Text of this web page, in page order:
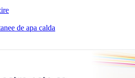
de apa calda